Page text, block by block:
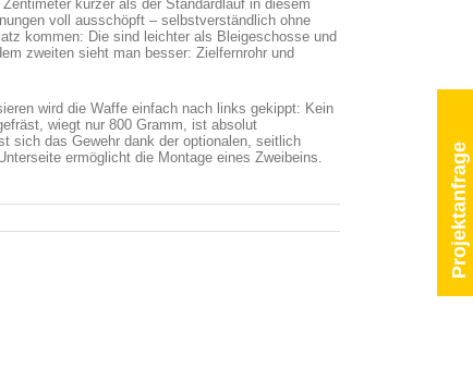
kürzer als der Standardlauf in diesem
voll ausschöpft – selbstverständlich ohne
kommen: Die sind leichter als Bleigeschosse und
zweiten sieht man besser: Zielfernrohr und
wird die Waffe einfach nach links gekippt: Kein
wiegt nur 800 Gramm, ist absolut
sich das Gewehr dank der optionalen, seitlich
ermöglicht die Montage eines Zweibeins.
Projektanfrage